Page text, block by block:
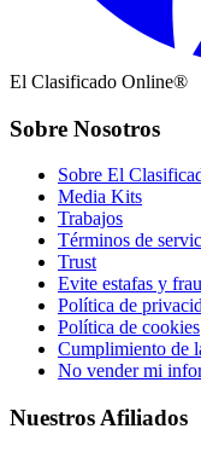
El Clasificado Online®
Sobre Nosotros
Sobre El
Media Kits
Trabajos
Términos de
Trust
Evite estafas y
Política de
Política de cookies
Cumplimiento de
No vender mi
Nuestros Afiliados